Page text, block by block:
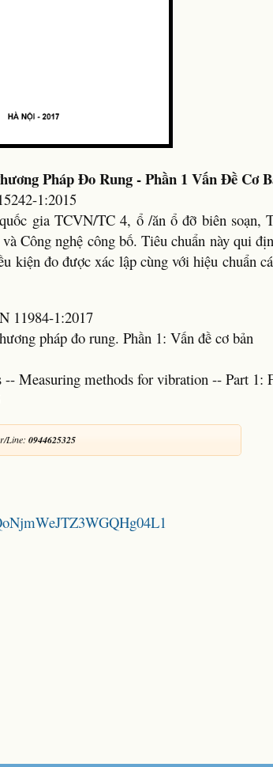
Pháp Đo Rung - Phần 1 Vấn Đề Cơ
1:2015
gia TCVN/TC 4, ổ /ăn ổ đỡ biên soạn,
Công nghệ công bố. Tiêu chuẩn này qui
kiện đo được xác lập cùng với hiệu chuẩn
11984-1:2017
pháp đo rung. Phần 1: Vấn đề cơ bản
Measuring methods for vibration -- Part 1:
Line:0944625325